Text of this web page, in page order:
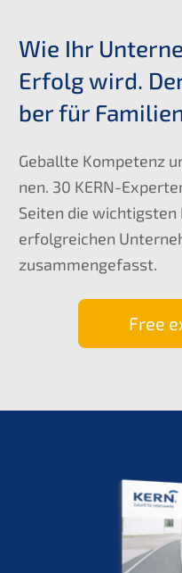
Wie Ihr
Erfolg wird.
ber für
Geball­te Kompe­tenz
nen. 30 KERN-
Seiten die
erfolg­rei­chen
zusammengefasst.
Free